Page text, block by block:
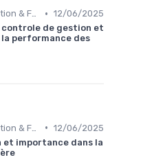
Contrôle de gestion & FP&A • 12/06/2025
controle de gestion et
performance des
• 12/06/2025
et importance dans la